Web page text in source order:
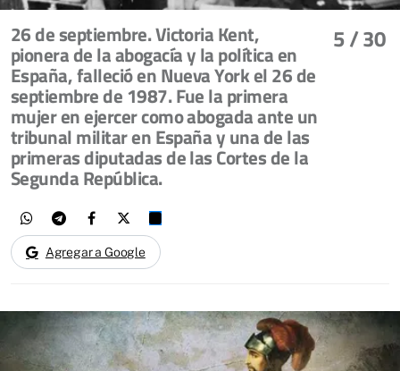
5/ 30
26 de septiembre. Victoria Kent,
pionera de la abogacía y la política en
España, falleció en Nueva York el 26 de
septiembre de 1987. Fue la primera
mujer en ejercer como abogada ante un
tribunal militar en España y una de las
primeras diputadas de las Cortes de la
Segunda República.
Agregar a Google